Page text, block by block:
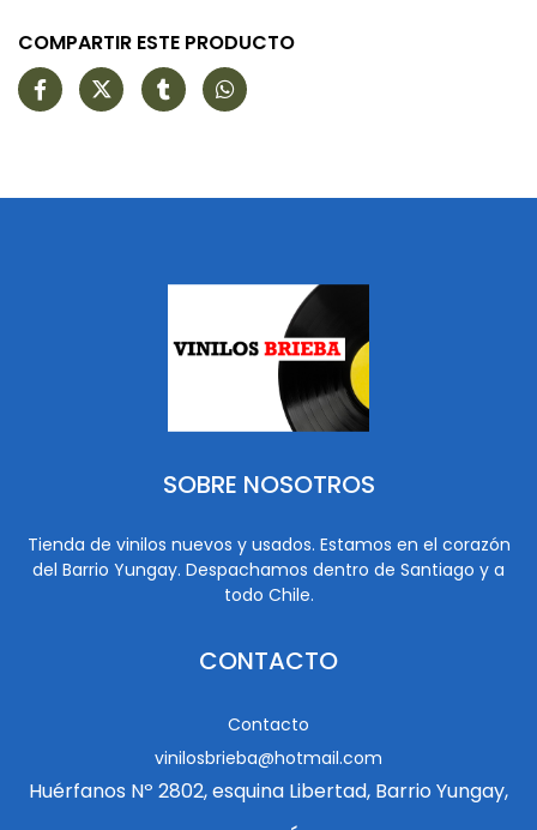
COMPARTIR ESTE PRODUCTO
SOBRE NOSOTROS
Tienda de vinilos nuevos y usados. Estamos en el corazón
del Barrio Yungay. Despachamos dentro de Santiago y a
todo Chile.
CONTACTO
Contacto
vinilosbrieba@hotmail.com
Huérfanos Nº 2802, esquina Libertad, Barrio Yungay,